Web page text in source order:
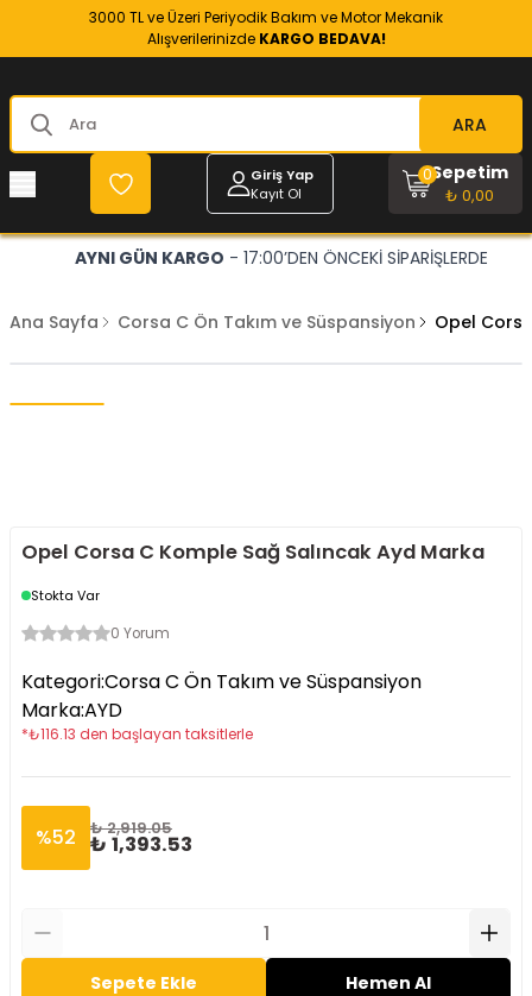
3000 TL ve Üzeri Periyodik Bakım ve Motor Mekanik
Alışverilerinizde KARGO BEDAVA!
ARA
Giriş Yap
Kayıt Ol
Sepetim
₺ 0,00
0
AYNI GÜN KARGO - 17:00’DEN ÖNCEKİ SİPARİŞLERDE
Ana Sayfa Corsa C Ön Takım ve Süspansiyon Opel
Opel Corsa C Komple Sağ Salıncak Ayd Marka
Stokta Var
0 Yorum
Kategori:Corsa C Ön Takım ve Süspansiyon
Marka:AYD
*₺116.13 den başlayan taksitlerle
%52 ₺ 2,919.05
₺ 1,393.53
Sepete Ekle Hemen Al